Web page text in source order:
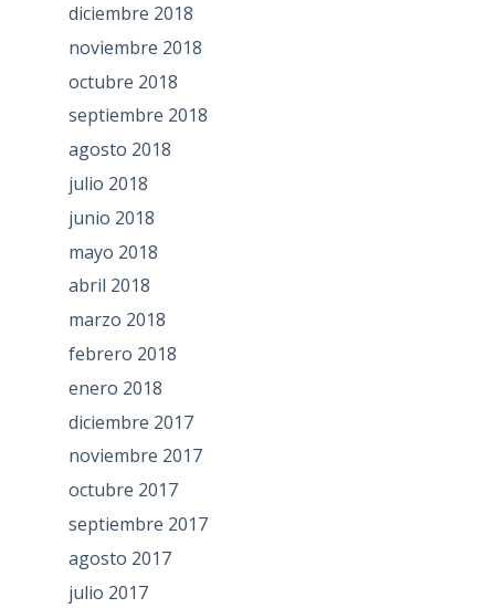
diciembre 2018
noviembre 2018
octubre 2018
septiembre 2018
agosto 2018
julio 2018
junio 2018
mayo 2018
abril 2018
marzo 2018
febrero 2018
enero 2018
diciembre 2017
noviembre 2017
octubre 2017
septiembre 2017
agosto 2017
julio 2017